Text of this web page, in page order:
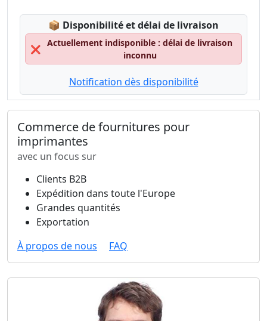
📦 Lagerstatus:
Disponibilité et délai de livraison
❌
Actuellement indisponible : délai de livraison
inconnu
Notification dès disponibilité
Commerce de fournitures pour
imprimantes
avec un focus sur
Clients B2B
Expédition dans toute l'Europe
Grandes quantités
Exportation
À propos de nous
FAQ